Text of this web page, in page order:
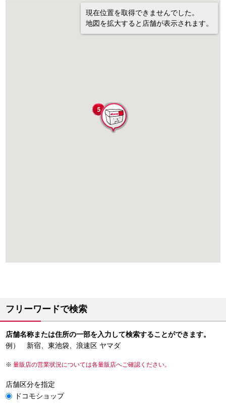
現在位置を取得できませんでした。
地図を拡大すると店舗が表示されます。
フリーワードで検索
店舗名称または住所の一部を入力して検索することができます。
例） 新宿、東池袋、浪速区 ヤマダ
量販店の営業状況については各量販店へご確認ください。
店舗区分を指定
ドコモショップ